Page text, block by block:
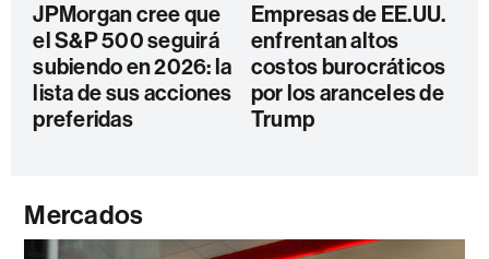
JPMorgan cree que
el S&P 500 seguirá
subiendo en 2026: la
lista de sus acciones
preferidas
Empresas de EE.UU.
enfrentan altos
costos burocráticos
por los aranceles de
Trump
Mercados